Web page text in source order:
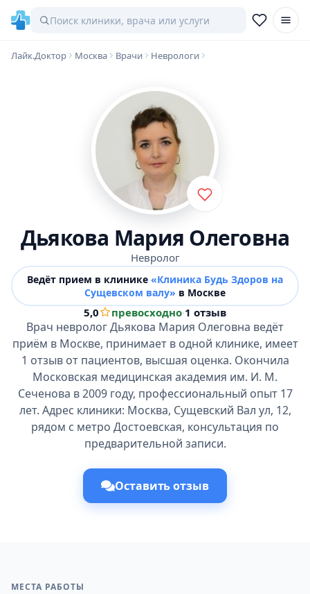
Лайк.Доктор Москва Врачи Неврологи
Дьякова Мария Олеговна
Невролог
Ведёт прием в клинике «Клиника Будь Здоров на
Сущевском валу» в Москве
5,0 превосходно·1 отзыв
Врач невролог Дьякова Мария Олеговна ведёт
приём в Москве, принимает в одной клинике, имеет
1 отзыв от пациентов, высшая оценка. Окончила
Московская медицинская академия им. И. М.
Сеченова в 2009 году, профессиональный опыт 17
лет. Адрес клиники: Москва, Сущевский Вал ул, 12,
рядом с метро Достоевская, консультация по
предварительной записи.
Оставить отзыв
МЕСТА РАБОТЫ